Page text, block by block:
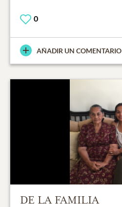
0
AÑADIR UN COMENTARIO
DE LA FAMILIA